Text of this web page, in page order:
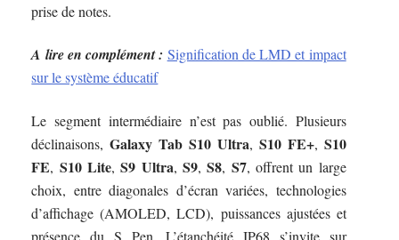
prise de notes.
A lire en complément : Signification de LMD et impact
sur le système éducatif
Le segment intermédiaire n’est pas oublié. Plusieurs
déclinaisons,Galaxy Tab S10 Ultra, S10 FE+, S10
FE, S10 Lite,S9 Ultra, S9,S8, S7, offrent un large
choix, entre diagonales d’écran variées, technologies
d’affichage (AMOLED, LCD), puissances ajustées et
présence du S Pen. L’étanchéité IP68 s’invite sur